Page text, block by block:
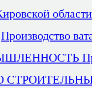
области
Производство